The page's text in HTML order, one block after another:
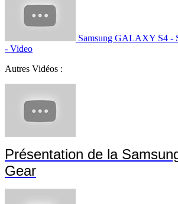
Samsung GALAXY S4 -
- Video
Autres Vidéos :
Présentation de la
Gear